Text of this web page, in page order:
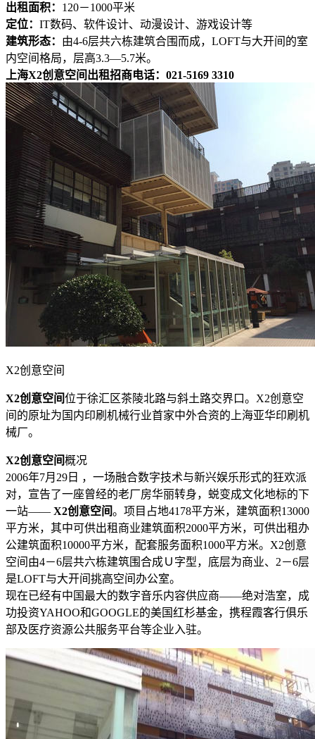
出租面积： 120－1000平米
定位： IT数码、软件设计、动漫设计、游戏设计等
建筑形态： 由4-6层共六栋建筑合围而成，LOFT与大开间的室
内空间格局，层高3.3—5.7米。
上海X2创意空间出租招商电话：021-5169 3310
X2创意空间
X2创意空间位于徐汇区茶陵北路与斜土路交界口。X2创意空
间的原址为国内印刷机械行业首家中外合资的上海亚华印刷机
械厂。
X2创意空间概况
2006年7月29日 ，一场融合数字技术与新兴娱乐形式的狂欢派
对，宣告了一座曾经的老厂房华丽转身，蜕变成文化地标的下
一站—— X2创意空间。项目占地4178平方米，建筑面积13000
平方米，其中可供出租商业建筑面积2000平方米，可供出租办
公建筑面积10000平方米，配套服务面积1000平方米。X2创意
空间由4－6层共六栋建筑围合成Ｕ字型，底层为商业、2－6层
是LOFT与大开间挑高空间办公室。
现在已经有中国最大的数字音乐内容供应商——绝对浩室，成
功投资YAHOO和GOOGLE的美国红杉基金，携程霞客行俱乐
部及医疗资源公共服务平台等企业入驻。